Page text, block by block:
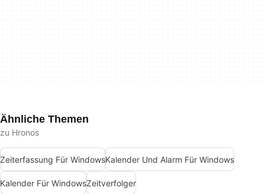
Ähnliche Themen
zu Hronos
Zeiterfassung Für WindowsKalender Und Alarm Für Windows
Kalender Für WindowsZeitverfolger